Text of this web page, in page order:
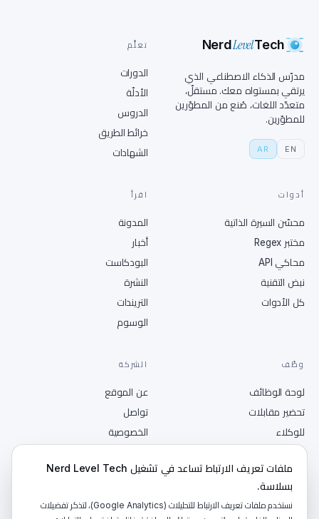
NerdLevelTech
مدرّس الذكاء الاصطناعي الذي
يرتقي بمستواه معك. مستقلّ،
متعدّد اللغات، صُنع من المطوّرين
للمطوّرين.
EN
AR
تعلَّم
الدورات
الأدلّة
الدروس
خرائط الطريق
الشهادات
أدوات
محسّن السيرة الذاتية
مختبر Regex
محاكي API
نبض التقنية
كل الأدوات
اقرأ
المدونة
أخبار
البودكاست
النشرة
التريندات
الوسوم
وظّف
لوحة الوظائف
تحضير مقابلات
للوكلاء
انشر وظيفة
الشركة
عن الموقع
تواصل
الخصوصية
RSS ملفات تعريف الارتباط تساعد في تشغيل Nerd Level Tech
بسلاسة.
نستخدم ملفات تعريف الارتباط للتحليلات (Google Analytics)، لتذكر تفضيلات